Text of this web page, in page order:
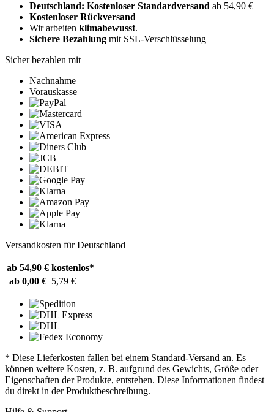
Deutschland: Kostenloser Standardversand ab 54,90 €
Kostenloser Rückversand
Wir arbeiten klimabewusst.
Sichere Bezahlung mit SSL-Verschlüsselung
Sicher bezahlen mit
Nachnahme
Vorauskasse
Versandkosten für Deutschland
ab 54,90 € kostenlos*
ab 0,00 € 5,79 €
* Diese Lieferkosten fallen bei einem Standard-Versand an. Es
können weitere Kosten, z. B. aufgrund des Gewichts, Größe oder
Eigenschaften der Produkte, entstehen. Diese Informationen findest
du direkt in der Produktbeschreibung.